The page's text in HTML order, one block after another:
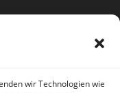
wir Technologien wie